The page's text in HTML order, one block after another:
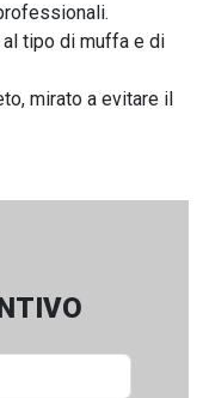
tipo di muffa e di
mirato a evitare il